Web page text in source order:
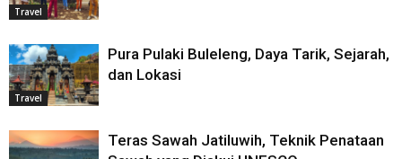
Travel
Travel
Pura Pulaki Buleleng, Daya Tarik, Sejarah,
dan Lokasi
Teras Sawah Jatiluwih, Teknik Penataan